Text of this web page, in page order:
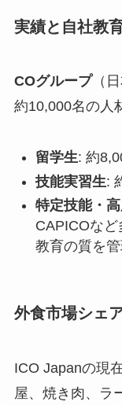
実績と自社教
COグループ（日
約10,000名の人
留学生: 約
技能実習生:
特定技能・
CAPICOなど
教育の質を管
外食市場シェ
ICO Japanの現
屋、焼き肉、ラ